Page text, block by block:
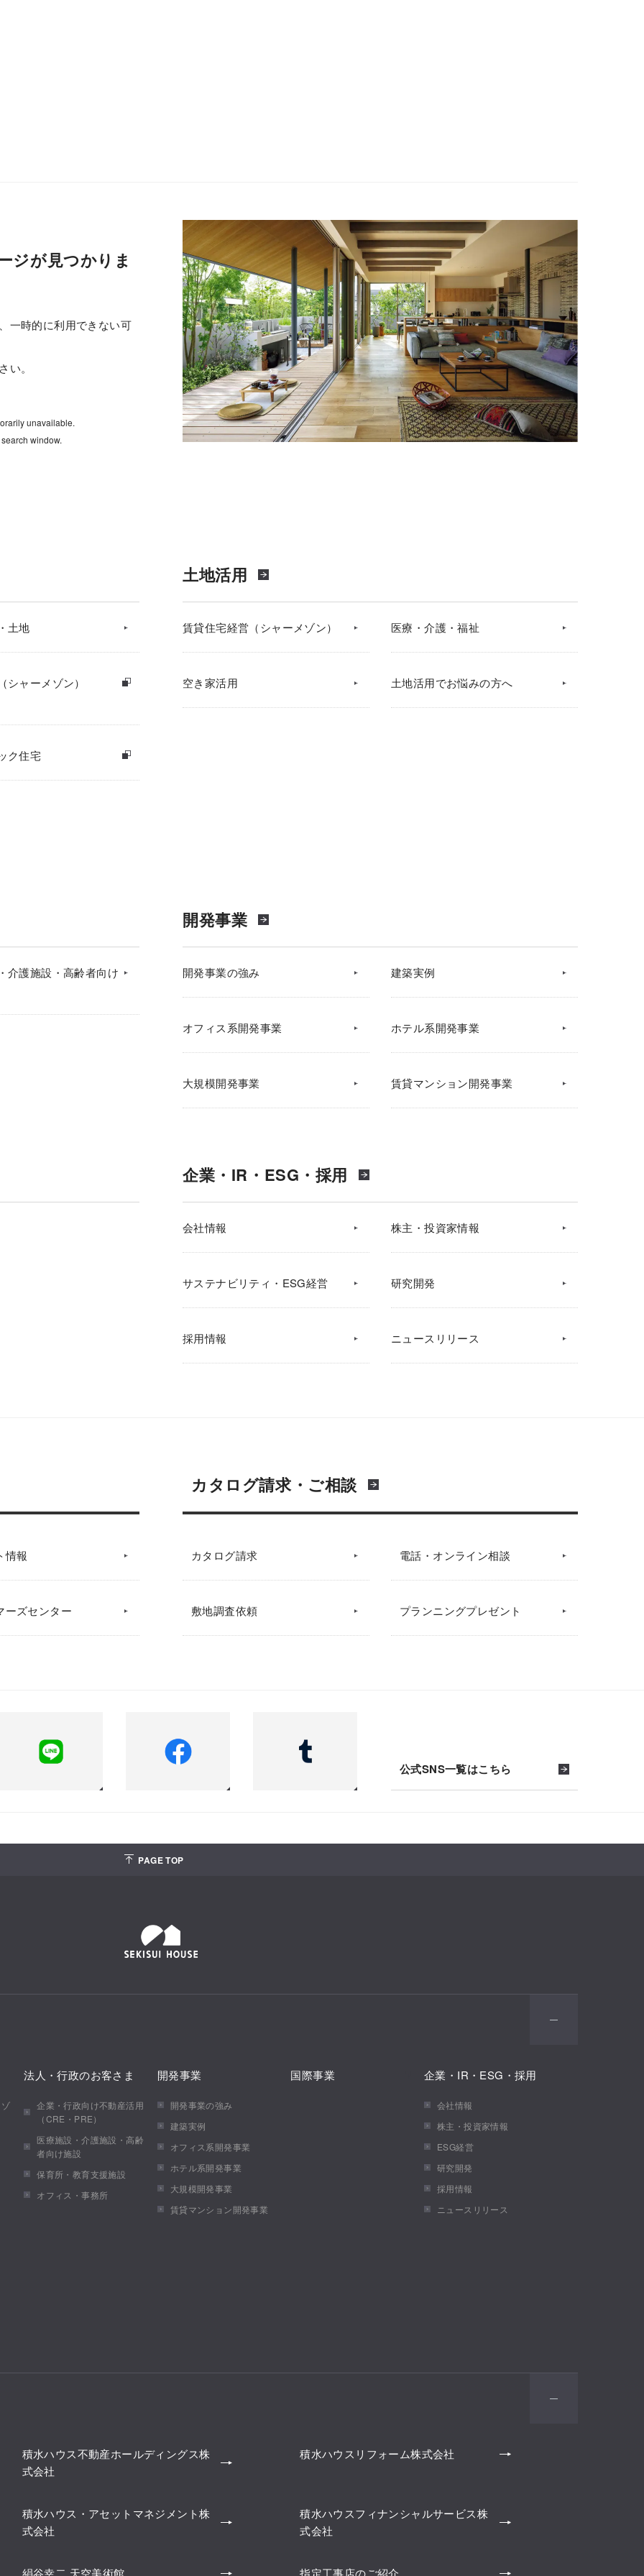
ジが見つかりま
一時的に利用できない可
い。
unavailable.
window.
土地
シャーメゾン）
ク住宅
土地活用
賃貸住宅経営（シャーメゾン） 医療・介護・福祉
空き家活用 土地活用でお悩みの方へ
介護施設・高齢者向け
開発事業
開発事業の強み 建築実例
オフィス系開発事業 ホテル系開発事業
大規模開発事業 賃貸マンション開発事業
企業・IR・ESG・採用
会社情報 株主・投資家情報
サステナビリティ・ESG経営 研究開発
採用情報 ニュースリリース
情報
ーズセンター
カタログ請求・ご相談
カタログ請求 電話・オンライン相談
敷地調査依頼 プランニングプレゼント
公式SNS一覧はこちら
PAGE TOP
法人・行政のお客さま
企業・行政向け不動産活用
（CRE・PRE）
医療施設・介護施設・高齢
者向け施設
保育所・教育支援施設
オフィス・事務所
開発事業
開発事業の強み
建築実例
オフィス系開発事業
ホテル系開発事業
大規模開発事業
賃貸マンション開発事業
国際事業 企業・IR・ESG・採用
会社情報
株主・投資家情報
ESG経営
研究開発
採用情報
ニュースリリース
積水ハウス不動産ホールディングス株
式会社
積水ハウスリフォーム株式会社
積水ハウス・アセットマネジメント株
式会社
積水ハウスフィナンシャルサービス株
式会社